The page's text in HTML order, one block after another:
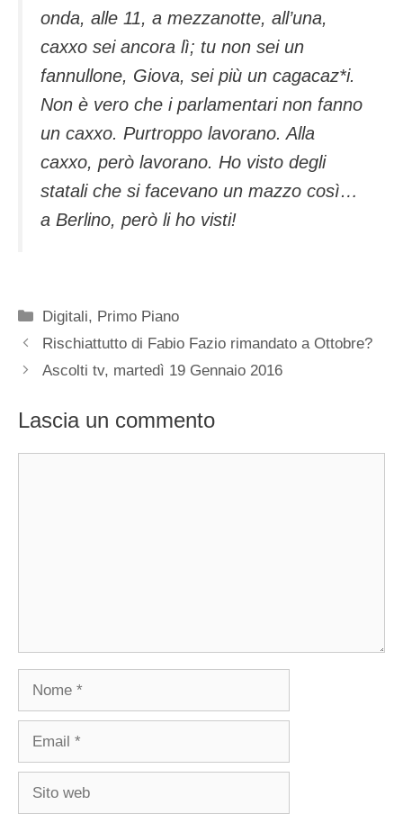
onda, alle 11, a mezzanotte, all’una,
caxxo sei ancora lì; tu non sei un
fannullone, Giova, sei più un cagacaz*i.
Non è vero che i parlamentari non fanno
un caxxo. Purtroppo lavorano. Alla
caxxo, però lavorano. Ho visto degli
statali che si facevano un mazzo così…
a Berlino, però li ho visti!
Categorie
Digitali, Primo Piano
Rischiattutto di Fabio Fazio rimandato a Ottobre?
Ascolti tv, martedì 19 Gennaio 2016
Lascia un commento